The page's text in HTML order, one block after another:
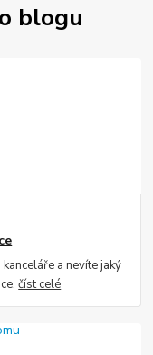
blogu
a nevíte jaký
číst celé